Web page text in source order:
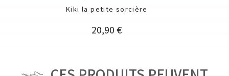
Kiki la petite sorcière
Prix
20,90 €